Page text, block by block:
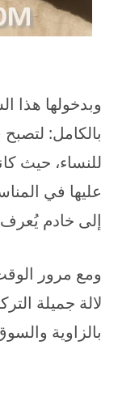
وبدخولها هذا
بالكامل:
للنساء، حيث
عليها في
إلى خادم
ومع مرور
لالة جميلة
بالزاوية